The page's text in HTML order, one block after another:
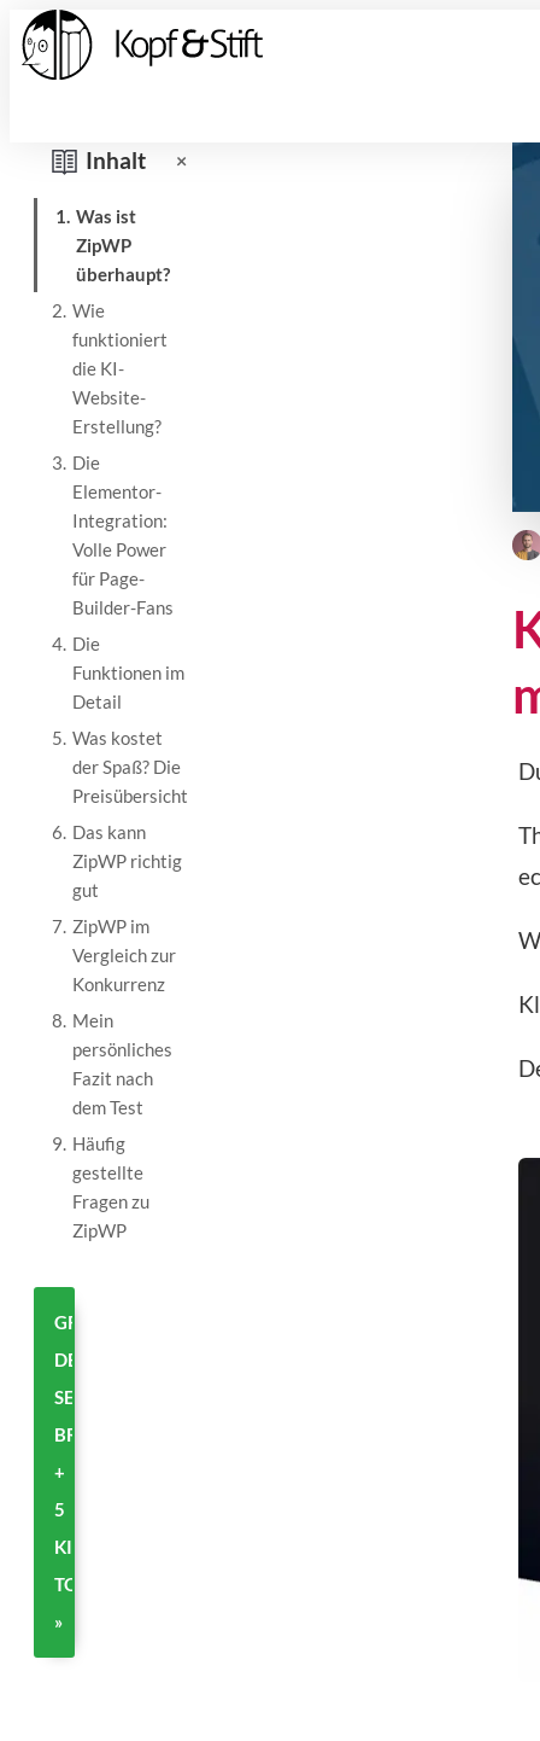
Inhalt ×
1. Was ist
ZipWP
überhaupt?
2. Wie
funktioniert
die KI-
Website-
Erstellung?
3. Die
Elementor-
Integration:
Volle Power
für Page-
Builder-Fans
4. Die
Funktionen im
Detail
5. Was kostet
der Spaß? Die
Preisübersicht
6. Das kann
ZipWP richtig
gut
7. ZipWP im
Vergleich zur
Konkurrenz
8. Mein
persönliches
Fazit nach
dem Test
9. Häufig
gestellte
Fragen zu
ZipWP
GRATIS:
DEIN
SECOND
BRAIN
+
5
KI-
TOOLS
»